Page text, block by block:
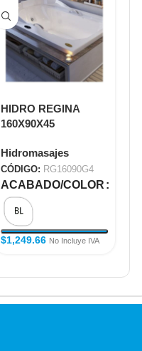
HIDRO REGINA
160X90X45
Hidromasajes
CÓDIGO: RG16090G4
ACABADO/COLOR
$1,249.66 No Incluye IVA